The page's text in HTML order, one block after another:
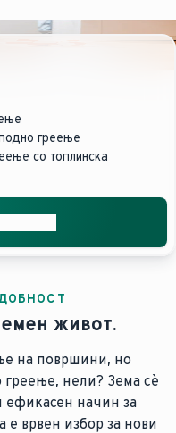
греење
со топлинска
живот.
на површини, но
нели? Зема сè
ефикасен начин за
е врвен избор за нови